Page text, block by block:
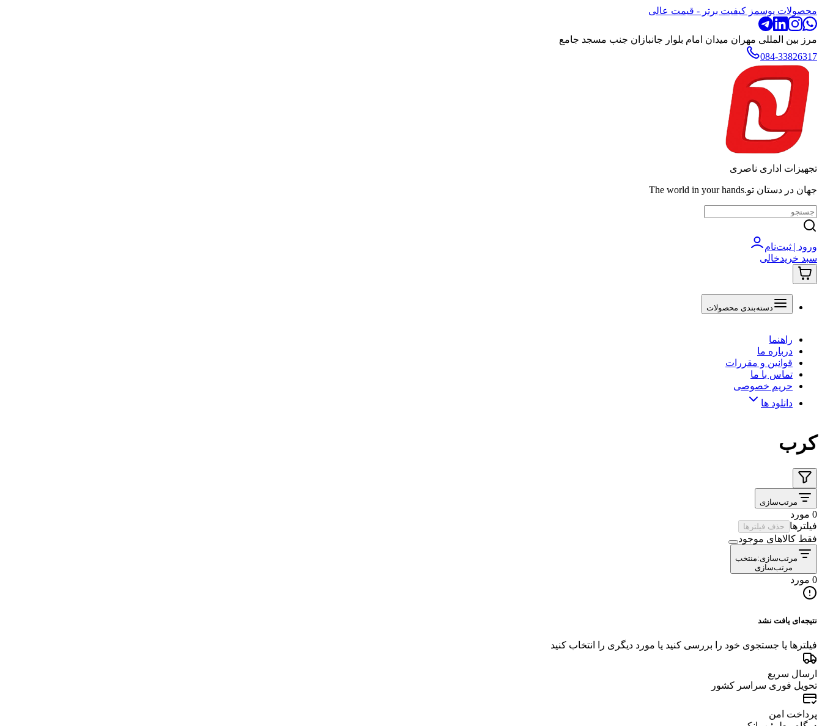
محصولات یوسمز کیفیت برتر - قیمت عالی
مرز بین المللی مهران میدان امام بلوار جانبازان جنب مسجد جامع
084-33826317
تجهیزات اداری ناصری
جهان در دستان تو.The world in your hands
ورود | ثبت‌نام
سبد خریدخالی
دسته‌بندی محصولات
راهنما
درباره ما
قوانین و مقررات
تماس با ما
حریم خصوصی
دانلود ها
کرب
مرتب‌سازی
0 مورد
فیلترها
حذف فیلترها
فقط کالاهای موجود
مرتب‌سازی:منتخب
مرتب‌سازی
0 مورد
نتیجه‌ای یافت نشد
فیلترها یا جستجوی خود را بررسی کنید یا مورد دیگری را انتخاب کنید
ارسال سریع
تحویل فوری سراسر کشور
پرداخت امن